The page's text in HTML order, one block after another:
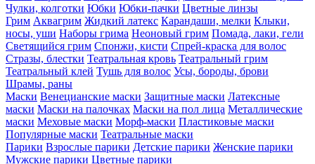
Чулки, колготки Юбки Юбки-пачки Цветные линзы
Грим Аквагрим Жидкий латекс Карандаши, мелки Клыки,
носы, уши Наборы грима Неоновый грим Помада, лаки, гели
Светящийся грим Спонжи, кисти Спрей-краска для волос
Стразы, блестки Театральная кровь Театральный грим
Театральный клей Тушь для волос Усы, бороды, брови
Шрамы, раны
Маски Венецианские маски Защитные маски Латексные
маски Маски на палочках Маски на пол лица Металлические
маски Меховые маски Морф-маски Пластиковые маски
Популярные маски Театральные маски
Парики Взрослые парики Детские парики Женские парики
Мужские парики Цветные парики